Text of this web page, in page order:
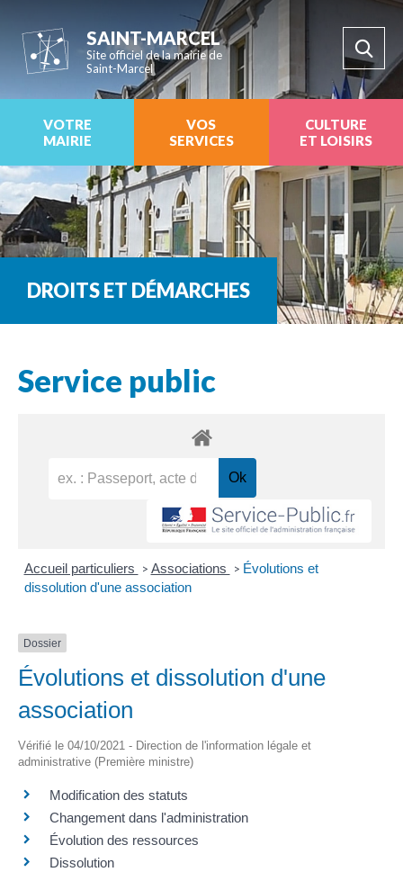
SAINT-MARCEL
Site officiel de la mairie de
Saint-Marcel
VOTRE
MAIRIE
VOS
SERVICES
CULTURE
ET LOISIRS
DROITS ET DÉMARCHES
Service public
Accueil particuliers > Associations > Évolutions et
dissolution d'une association
Dossier
Évolutions et dissolution d'une
association
Vérifié le 04/10/2021 - Direction de l'information légale et
administrative (Première ministre)
Modification des statuts
Changement dans l'administration
Évolution des ressources
Dissolution